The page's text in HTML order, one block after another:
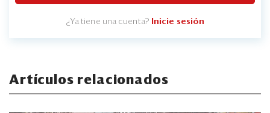
¿Ya tiene una cuenta? Inicie sesión
Artículos relacionados